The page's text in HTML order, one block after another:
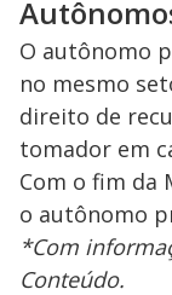
O autônomo
no mesmo
direito de
tomador em
Com o fim da
o autônomo
*Com
Conteúdo.